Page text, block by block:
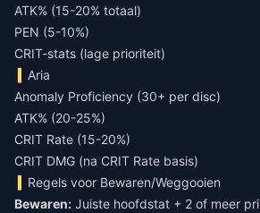
ATK% (15-20% totaal)
PEN (5-10%)
CRIT-stats (lage prioriteit)
Aria
Anomaly Proficiency (30+ per disc)
ATK% (20-25%)
CRIT Rate (15-20%)
CRIT DMG (na CRIT Rate basis)
Regels voor Bewaren/Weggooien
Bewaren: Juiste hoofdstat + 2 of meer